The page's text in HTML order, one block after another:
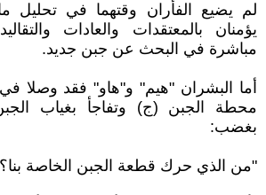
لم يضيع الفأران وقتهما في تحليل
يؤمنان بالمعتقدات والعادات
مباشرة في البحث عن جبن جديد.
أما البشران "هيم" و"هاو" فقد وصلا
محطة الجبن (ج) وتفاجأ بغياب
بغضب:
"من الذي حرك قطعة الجبن الخاصة